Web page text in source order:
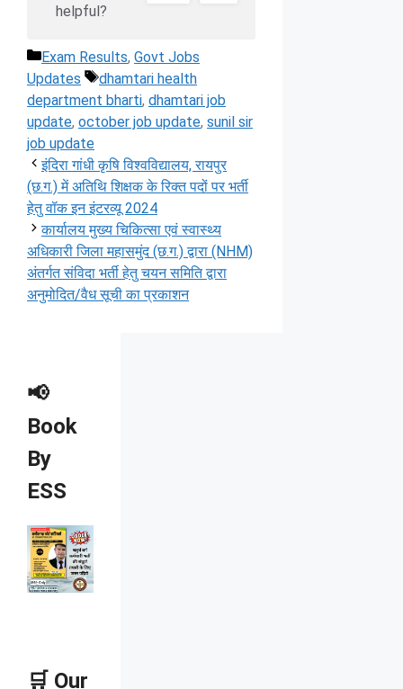
helpful?
Categories
Exam Results, Govt Jobs
Updates
Tags
dhamtari health
department bharti, dhamtari job
update, october job update, sunil sir
job update
इंदिरा गांधी कृषि विश्वविद्यालय, रायपुर
(छ.ग.) में अतिथि शिक्षक के रिक्त पदों पर भर्ती
हेतु वॉक इन इंटरव्यू 2024
कार्यालय मुख्य चिकित्सा एवं स्वास्थ्य
अधिकारी जिला महासमुंद (छ.ग.) द्वारा (NHM)
अंतर्गत संविदा भर्ती हेतु चयन समिति द्वारा
अनुमोदित/वैध सूची का प्रकाशन
📢
Book
By
ESS
🛒 Our